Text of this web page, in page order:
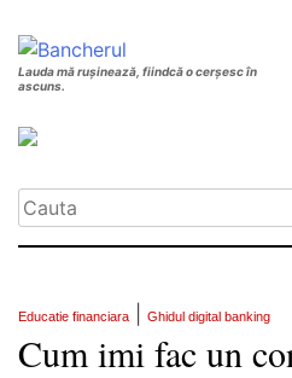
Lauda mă rușinează, fiindcă o cerșesc în
ascuns.
Educatie financiara Ghidul digital banking
Cum imi fac un